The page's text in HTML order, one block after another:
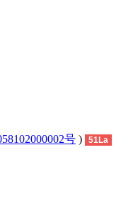
号 ) 51La